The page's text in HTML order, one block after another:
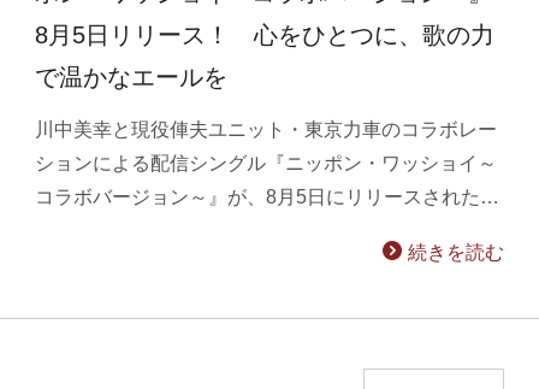
8月5日リリース！ 心をひとつに、歌の力
で温かなエールを
川中美幸と現役俥夫ユニット・東京力車のコラボレー
ションによる配信シングル『ニッポン・ワッショイ～
コラボバージョン～』が、8月5日にリリースされた…
続きを読む